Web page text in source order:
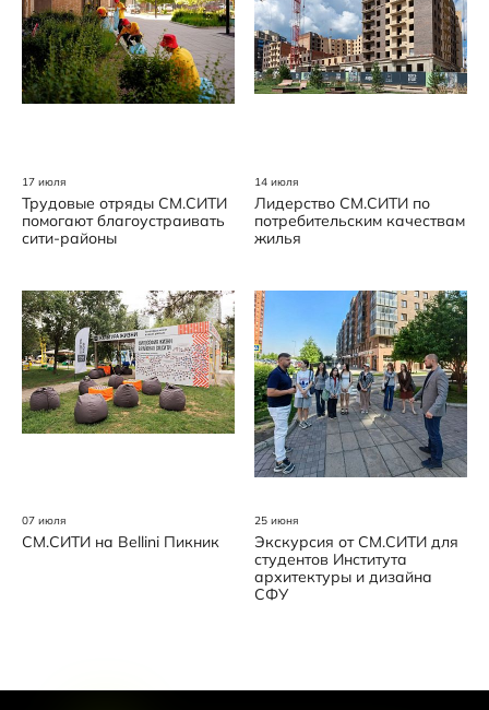
17 июля
Трудовые отряды СМ.СИТИ
помогают благоустраивать
сити-районы
14 июля
Лидерство СМ.СИТИ по
потребительским качествам
жилья
07 июля
СМ.СИТИ на Bellini Пикник
25 июня
Экскурсия от СМ.СИТИ для
студентов Института
архитектуры и дизайна
СФУ